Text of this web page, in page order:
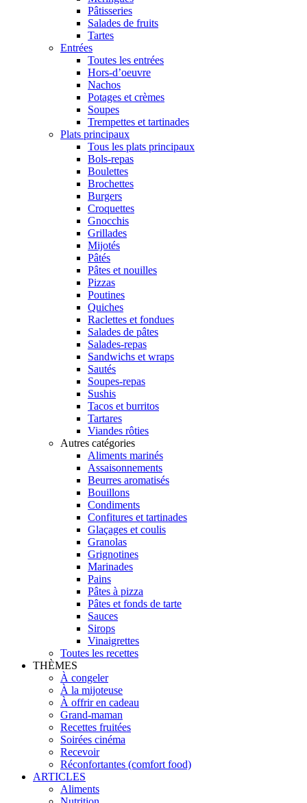
Pâtisseries
Salades de fruits
Tartes
Entrées
Toutes les entrées
Hors-d’oeuvre
Nachos
Potages et crèmes
Soupes
Trempettes et tartinades
Plats principaux
Tous les plats principaux
Bols-repas
Boulettes
Brochettes
Burgers
Croquettes
Gnocchis
Grillades
Mijotés
Pâtés
Pâtes et nouilles
Pizzas
Poutines
Quiches
Raclettes et fondues
Salades de pâtes
Salades-repas
Sandwichs et wraps
Sautés
Soupes-repas
Sushis
Tacos et burritos
Tartares
Viandes rôties
Autres catégories
Aliments marinés
Assaisonnements
Beurres aromatisés
Bouillons
Condiments
Confitures et tartinades
Glaçages et coulis
Granolas
Grignotines
Marinades
Pains
Pâtes à pizza
Pâtes et fonds de tarte
Sauces
Sirops
Vinaigrettes
Toutes les recettes
THÈMES
À congeler
À la mijoteuse
À offrir en cadeau
Grand-maman
Recettes fruitées
Soirées cinéma
Recevoir
Réconfortantes (comfort food)
ARTICLES
Aliments